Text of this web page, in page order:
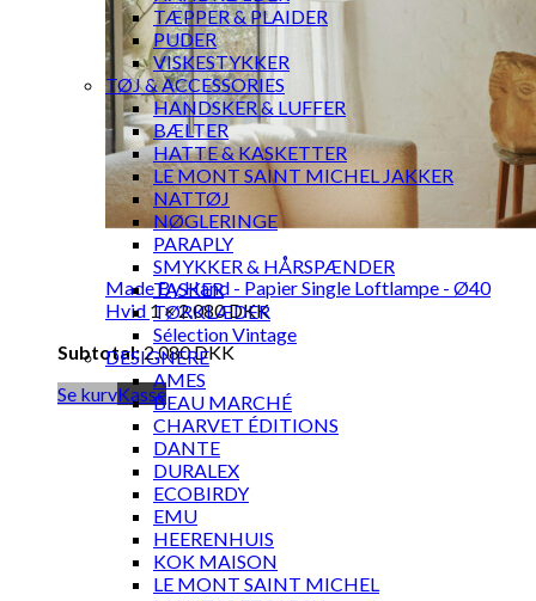
Made By Hand - Papier Single Loftlampe - Ø40
Hvid 1 ×2.080DKK
Subtotal:2.080DKK
Se kurvKasse
TÆPPER & PLAIDER
PUDER
VISKESTYKKER
TØJ & ACCESSORIES
HANDSKER & LUFFER
BÆLTER
HATTE & KASKETTER
LE MONT SAINT MICHEL JAKKER
NATTØJ
NØGLERINGE
PARAPLY
SMYKKER & HÅRSPÆNDER
TASKER
TØRKLÆDER
Sélection Vintage
DESIGNERE
AMES
BEAU MARCHÉ
CHARVET ÉDITIONS
DANTE
DURALEX
ECOBIRDY
EMU
HEERENHUIS
KOK MAISON
LE MONT SAINT MICHEL